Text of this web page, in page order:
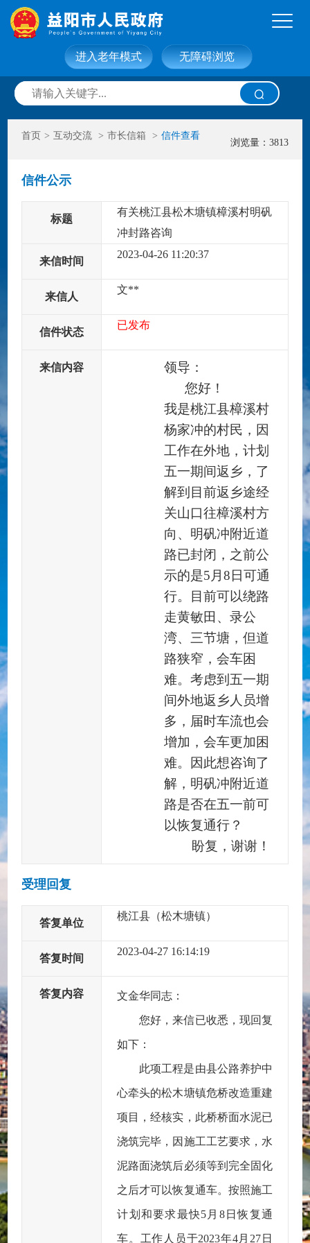
网站首页 走进益阳
信息公开 政务服务
无障碍浏览
进入老年模式
首页 > 互动交流 > 市长信箱 > 信件查看
浏览量：3813
信件公示
标题
有关桃江县松木塘镇樟溪村明矾
冲封路咨询
来信时间
2023-04-26 11:20:37
来信人
文**
信件状态
已发布
来信内容
领导：
您好！
我是桃江县樟溪村
杨家冲的村民，因
工作在外地，计划
五一期间返乡，了
解到目前返乡途经
关山口往樟溪村方
向、明矾冲附近道
路已封闭，之前公
示的是5月8日可通
行。目前可以绕路
走黄敏田、录公
湾、三节塘，但道
路狭窄，会车困
难。考虑到五一期
间外地返乡人员增
多，届时车流也会
增加，会车更加困
难。因此想咨询了
解，明矾冲附近道
路是否在五一前可
以恢复通行？
盼复，谢谢！
受理回复
答复单位
桃江县（松木塘镇）
答复时间
2023-04-27 16:14:19
答复内容 文金华同志：
您好，来信已收悉，现回复
如下：
此项工程是由县公路养护中
心牵头的松木塘镇危桥改造重建
项目，经核实，此桥桥面水泥已
浇筑完毕，因施工工艺要求，水
泥路面浇筑后必须等到完全固化
之后才可以恢复通车。按照施工
计划和要求最快5月8日恢复通
车。工作人员于2023年4月27日